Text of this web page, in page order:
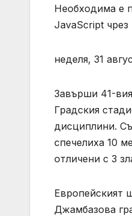
Необходима е
JavaScript чрез
неделя, 31
Завърши 41-
Градския
дисциплини.
спечелиха 10
отличени с 3
Европейският
Джамбазова